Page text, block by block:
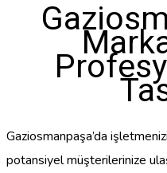
Gaziosmanpaşa’da
potansiyel müşterilerinize